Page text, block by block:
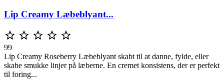
Lip Creamy Læbeblyant...
    
99
Lip Creamy Roseberry Læbeblyant skabt til at danne, fylde, eller
skabe smukke linjer på læberne. En cremet konsistens, der er perfekt
til foring...